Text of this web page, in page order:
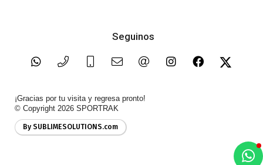
Seguinos
¡Gracias por tu visita y regresa pronto!
© Copyright 2026 SPORTRAK
By SUBLIMESOLUTIONS.com